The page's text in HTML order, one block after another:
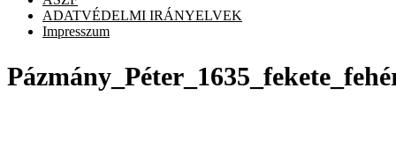
ADATVÉDELMI IRÁNYELVEK
Impresszum